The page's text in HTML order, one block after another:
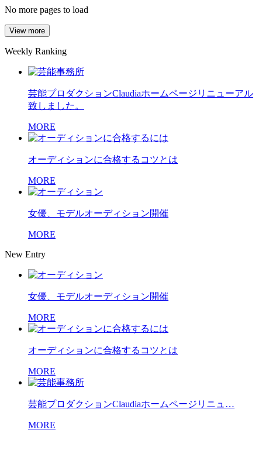
No more pages to load
View more
Weekly Ranking
芸能プロダクションClaudiaホームページリニューアル
致しました。
MORE
オーディションに合格するコツとは
MORE
女優、モデルオーディション開催
MORE
New Entry
女優、モデルオーディション開催
MORE
オーディションに合格するコツとは
MORE
芸能プロダクションClaudiaホームページリニュ…
MORE